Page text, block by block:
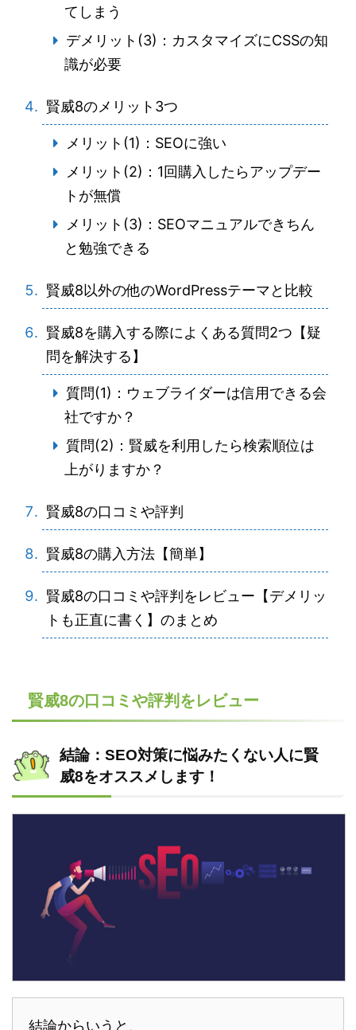
てしまう
デメリット(3)：カスタマイズにCSSの知
識が必要
賢威8のメリット3つ
メリット(1)：SEOに強い
メリット(2)：1回購入したらアップデー
トが無償
メリット(3)：SEOマニュアルできちん
と勉強できる
賢威8以外の他のWordPressテーマと比較
賢威8を購入する際によくある質問2つ【疑
問を解決する】
質問(1)：ウェブライダーは信用できる会
社ですか？
質問(2)：賢威を利用したら検索順位は
上がりますか？
賢威8の口コミや評判
賢威8の購入方法【簡単】
賢威8の口コミや評判をレビュー【デメリッ
トも正直に書く】のまとめ
賢威8の口コミや評判をレビュー
結論：SEO対策に悩みたくない人に賢
威8をオススメします！
結論からいうと、